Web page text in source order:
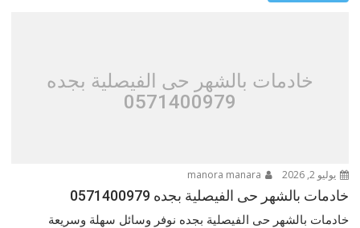
خادمات بالشهر حى الفيصلية بجده
0571400979
يوليو 2, 2026
خادمات بالشهر حى الفيصلية بجده 0571400979
خادمات بالشهر حى الفيصلية بجده نوفر وسائل سهلة وسريعة